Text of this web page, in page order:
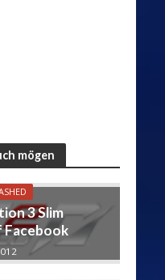
mögen
3 Slim
Facebook